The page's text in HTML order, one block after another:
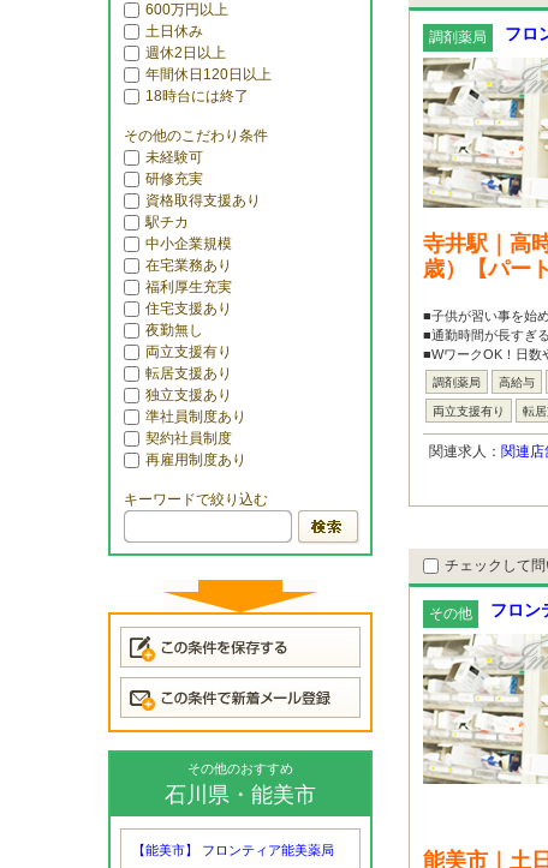
600万円以上
土日休み
週休2日以上
年間休日120日以上
18時台には終了
その他のこだわり条件
未経験可
研修充実
資格取得支援あり
駅チカ
中小企業規模
在宅業務あり
福利厚生充実
住宅支援あり
夜勤無し
両立支援有り
転居支援あり
独立支援あり
準社員制度あり
契約社員制度
再雇用制度あり
キーワードで絞り込む
その他のおすすめ
石川県・能美市
【能美市】 フロンティア能美薬局
調剤薬局 フロ
寺井駅｜高
歳）【パー
■子供が習い事を始
■通勤時間が長すぎ
■WワークOK！日数
調剤薬局 高給与
両立支援有り 転
関連求人： 関連店
チェックして
その他 フロン
能美市｜土